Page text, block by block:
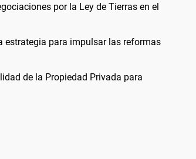
por la Ley de Tierras en el
estrategia para impulsar las reformas
de la Propiedad Privada para